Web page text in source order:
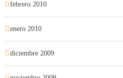
febrero 2010
enero 2010
diciembre 2009